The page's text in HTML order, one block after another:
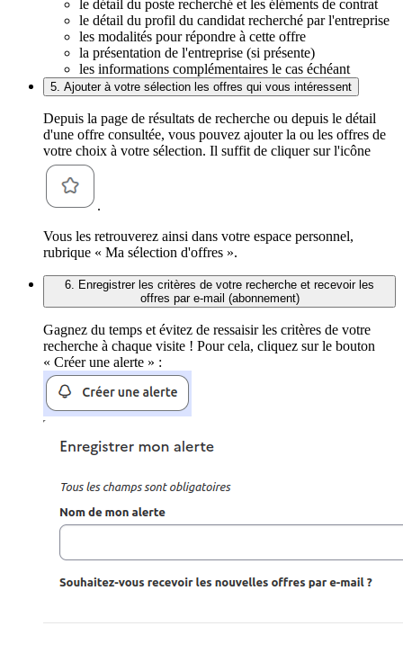
le détail du poste recherché et les éléments de contrat
le détail du profil du candidat recherché par l'entreprise
les modalités pour répondre à cette offre
la présentation de l'entreprise (si présente)
les informations complémentaires le cas échéant
5. Ajouter à votre sélection les offres qui vous intéressent
Depuis la page de résultats de recherche ou depuis le détail
d'une offre consultée, vous pouvez ajouter la ou les offres de
votre choix à votre sélection. Il suffit de cliquer sur l'icône
.
Vous les retrouverez ainsi dans votre espace personnel,
rubrique « Ma sélection d'offres ».
6. Enregistrer les critères de votre recherche et recevoir les
offres par e-mail (abonnement)
Gagnez du temps et évitez de ressaisir les critères de votre
recherche à chaque visite ! Pour cela, cliquez sur le bouton
« Créer une alerte » :